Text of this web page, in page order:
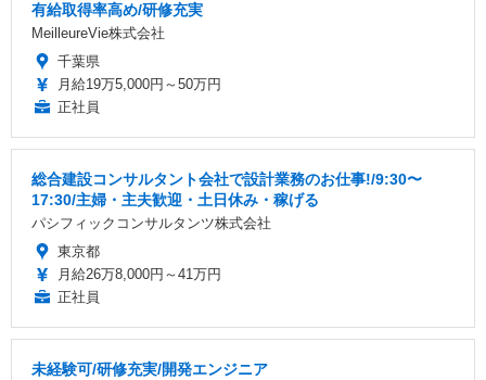
有給取得率高め/研修充実
MeilleureVie株式会社
千葉県
月給19万5,000円～50万円
正社員
総合建設コンサルタント会社で設計業務のお仕事!/9:30〜
17:30/主婦・主夫歓迎・土日休み・稼げる
パシフィックコンサルタンツ株式会社
東京都
月給26万8,000円～41万円
正社員
未経験可/研修充実/開発エンジニア